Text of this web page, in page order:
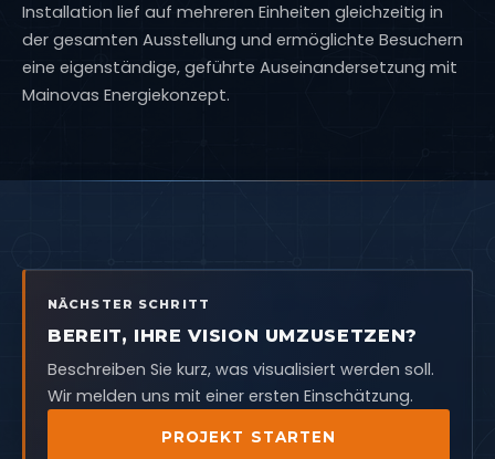
Installation lief auf mehreren Einheiten gleichzeitig in
der gesamten Ausstellung und ermöglichte Besuchern
eine eigenständige, geführte Auseinandersetzung mit
Mainovas Energiekonzept.
NÄCHSTER SCHRITT
BEREIT, IHRE VISION UMZUSETZEN?
Beschreiben Sie kurz, was visualisiert werden soll.
Wir melden uns mit einer ersten Einschätzung.
PROJEKT STARTEN